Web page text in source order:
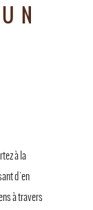
à la
d'en
à travers